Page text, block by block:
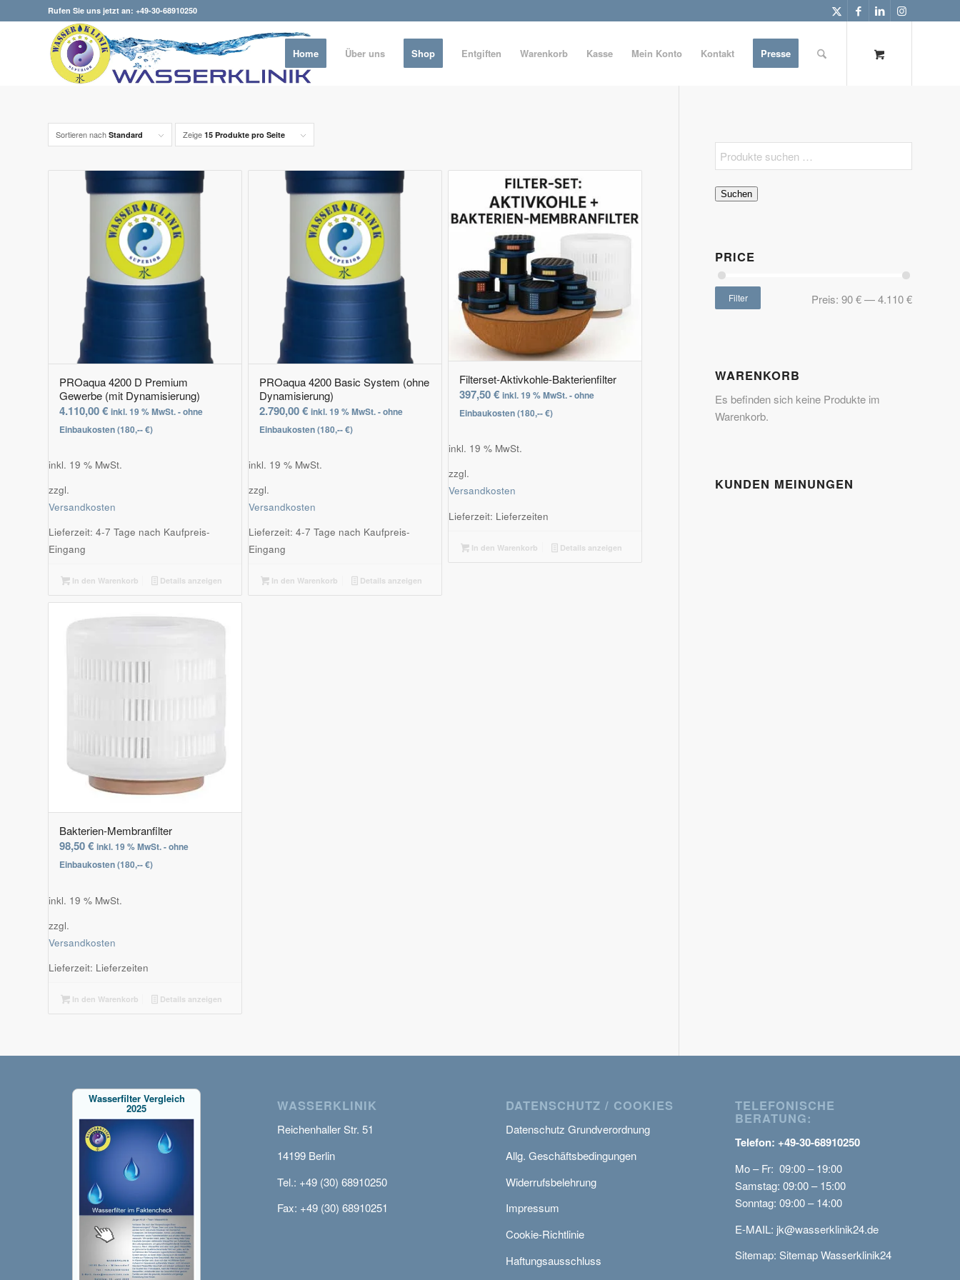
Rufen Sie uns jetzt an: +49-30-68910250
Home Über uns Shop Entgiften Warenkorb Kasse Mein Konto Kontakt Presse
Sortieren nach Standard Zeige 15 Produkte pro Seite
PROaqua 4200 D Premium
Gewerbe (mit Dynamisierung)
4.110,00€ inkl. 19 % MwSt. - ohne
Einbaukosten (180,-- €)
inkl. 19 % MwSt.
zzgl.
Versandkosten
Lieferzeit: 4-7 Tage nach Kaufpreis-
Eingang
In den Warenkorb Details anzeigen
PROaqua 4200 Basic System (ohne
Dynamisierung)
2.790,00€ inkl. 19 % MwSt. - ohne
Einbaukosten (180,-- €)
inkl. 19 % MwSt.
zzgl.
Versandkosten
Lieferzeit: 4-7 Tage nach Kaufpreis-
Eingang
In den Warenkorb Details anzeigen
Filterset-Aktivkohle-Bakterienfilter
397,50€ inkl. 19 % MwSt. - ohne
Einbaukosten (180,-- €)
inkl. 19 % MwSt.
zzgl.
Versandkosten
Lieferzeit: Lieferzeiten
In den Warenkorb Details anzeigen
Bakterien-Membranfilter
98,50€ inkl. 19 % MwSt. - ohne
Einbaukosten (180,-- €)
inkl. 19 % MwSt.
zzgl.
Versandkosten
Lieferzeit: Lieferzeiten
In den Warenkorb Details anzeigen
Suchen
PRICE
Filter Preis: 90 €—4.110 €
WARENKORB
Es befinden sich keine Produkte im
Warenkorb.
KUNDEN MEINUNGEN
Wasserfilter Vergleich
2025 WASSERKLINIK
Reichenhaller Str. 51
14199 Berlin
Tel.: +49 (30) 68910250
Fax: +49 (30) 68910251
DATENSCHUTZ / COOKIES
Datenschutz Grundverordnung
Allg. Geschäftsbedingungen
Widerrufsbelehrung
Impressum
Cookie-Richtlinie
Haftungsausschluss
TELEFONISCHE
BERATUNG:
Telefon: +49-30-68910250
Mo – Fr: 09:00 – 19:00
Samstag: 09:00 – 15:00
Sonntag: 09:00 – 14:00
E-MAIL: jk@wasserklinik24.de
Sitemap: Sitemap Wasserklinik24